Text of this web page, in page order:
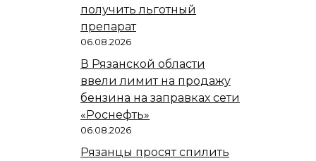
получить льготный
препарат
06.08.2026
В Рязанской области
ввели лимит на продажу
бензина на заправках сети
«Роснефть»
06.08.2026
Рязанцы просят спилить